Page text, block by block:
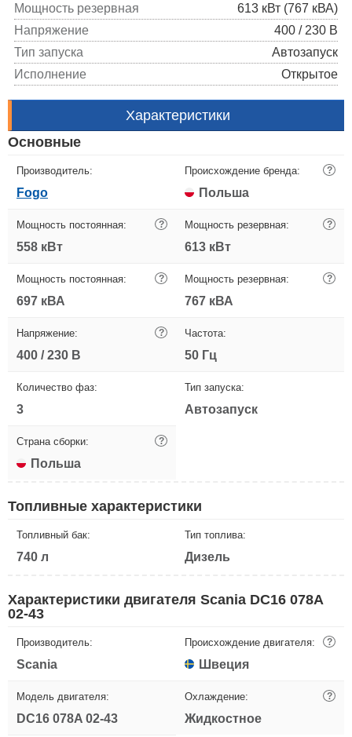
Мощность резервная
613 кВт (767 кВА)
Напряжение
400 / 230 В
Тип запуска
Автозапуск
Исполнение
Открытое
Характеристики
Основные
Производитель:
Fogo
Происхождение бренда: ?
Польша
Мощность постоянная: ?
558 кВт
Мощность резервная: ?
613 кВт
Мощность постоянная: ?
697 кВА
Мощность резервная: ?
767 кВА
Напряжение: ?
400 / 230 В
Частота:
50 Гц
Количество фаз:
3
Тип запуска:
Автозапуск
Страна сборки: ?
Польша
Топливные характеристики
Топливный бак:
740 л
Тип топлива:
Дизель
Характеристики двигателя Scania DC16 078A
02-43
Производитель:
Scania
Происхождение двигателя: ?
Швеция
Модель двигателя:
DC16 078A 02-43
Охлаждение: ?
Жидкостное